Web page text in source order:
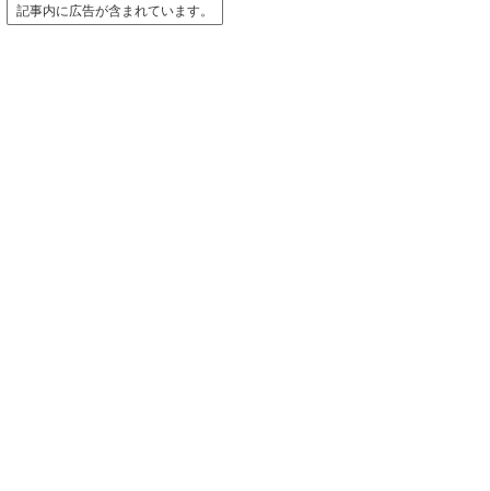
記事内に広告が含まれています。